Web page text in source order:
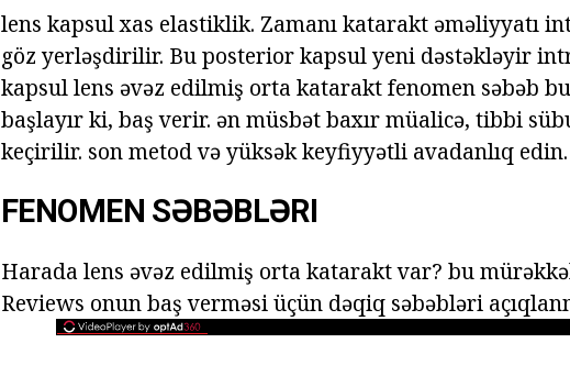
lens kapsul xas elastiklik. Zamanı katarakt əməliyyatı
göz yerləşdirilir. Bu posterior kapsul yeni dəstəkləyir
kapsul lens əvəz edilmiş orta katarakt fenomen səbəb
başlayır ki, baş verir. ən müsbət baxır müalicə, tibbi
keçirilir. son metod və yüksək keyfiyyətli avadanlıq edin.
FENOMEN SƏBƏBLƏRI
Harada lens əvəz edilmiş orta katarakt var? bu
Reviews onun baş verməsi üçün dəqiq səbəbləri